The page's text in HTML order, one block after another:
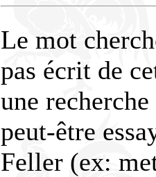
Le mot
pas écrit de
une
peut-être
Feller (ex: